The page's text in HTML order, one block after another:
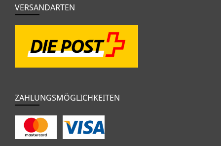
VERSANDARTEN
ZAHLUNGSMÖGLICHKEITEN